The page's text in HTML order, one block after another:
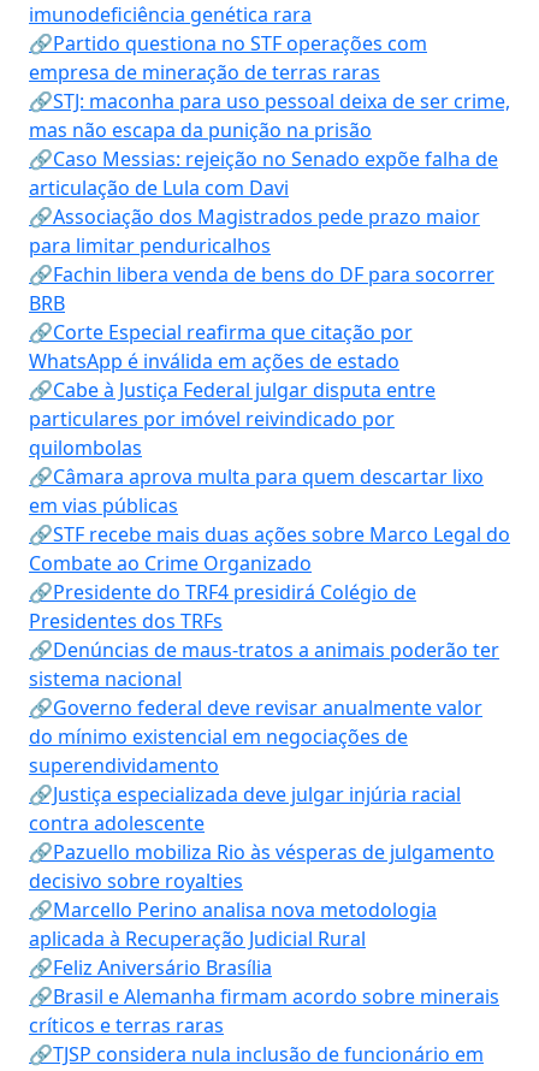
imunodeficiência genética rara
🔗Partido questiona no STF operações com
empresa de mineração de terras raras
🔗STJ: maconha para uso pessoal deixa de ser crime,
mas não escapa da punição na prisão
🔗Caso Messias: rejeição no Senado expõe falha de
articulação de Lula com Davi
🔗Associação dos Magistrados pede prazo maior
para limitar penduricalhos
🔗Fachin libera venda de bens do DF para socorrer
BRB
🔗Corte Especial reafirma que citação por
WhatsApp é inválida em ações de estado
🔗Cabe à Justiça Federal julgar disputa entre
particulares por imóvel reivindicado por
quilombolas
🔗Câmara aprova multa para quem descartar lixo
em vias públicas
🔗STF recebe mais duas ações sobre Marco Legal do
Combate ao Crime Organizado
🔗Presidente do TRF4 presidirá Colégio de
Presidentes dos TRFs
🔗Denúncias de maus-tratos a animais poderão ter
sistema nacional
🔗Governo federal deve revisar anualmente valor
do mínimo existencial em negociações de
superendividamento
🔗Justiça especializada deve julgar injúria racial
contra adolescente
🔗Pazuello mobiliza Rio às vésperas de julgamento
decisivo sobre royalties
🔗Marcello Perino analisa nova metodologia
aplicada à Recuperação Judicial Rural
🔗Feliz Aniversário Brasília
🔗Brasil e Alemanha firmam acordo sobre minerais
críticos e terras raras
🔗TJSP considera nula inclusão de funcionário em